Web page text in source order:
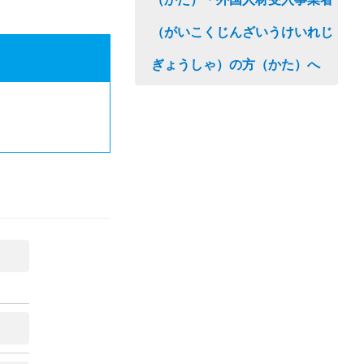
（がいこくじんざいうけいれじ
ぎょうしゃ）の方（かた）へ